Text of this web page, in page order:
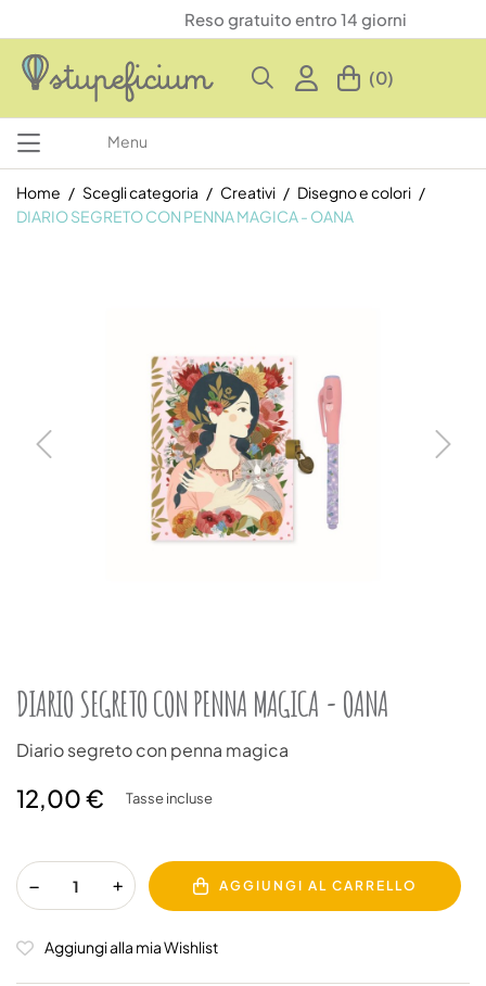
Reso gratuito entro 14 giorni
(0)
Menu
Home Scegli categoria Creativi
Disegno e colori
DIARIO SEGRETO CON PENNA MAGICA - OANA
DIARIO SEGRETO CON PENNA MAGICA - OANA
Diario segreto con penna magica
12,00 € Tasse incluse
AGGIUNGI AL CARRELLO
Aggiungi alla mia Wishlist